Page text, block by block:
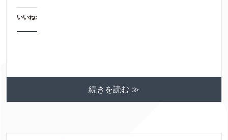
いいね:
続きを読む ≫